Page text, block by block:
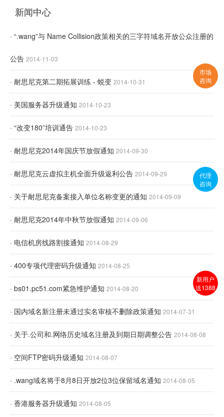
新闻中心
· “.wang”与 Name Collision政策相关的三字符域名开放公众注册的
公告 2014-11-03
· 耐思尼克第二期拓展训练 - 蜕变 2014-10-31
· 美国服务器升级通知 2014-10-23
· “改变180”培训通告 2014-10-23
· 耐思尼克2014年国庆节放假通知 2014-09-30
· 耐思尼克云虚拟主机全面升级返利公告 2014-09-29
· 关于耐思尼克备案接入单位名称变更的通知 2014-09-09
· 耐思尼克2014年中秋节放假通知 2014-09-06
· 电信机房线路割接通知 2014-08-29
· 400专项代理密码升级通知 2014-08-25
· bs01.pc51.com紧急维护通知 2014-08-20
· 国内域名新注册未通过实名审核不删除政策通知 2014-07-31
· 关于.公司和.网络历史域名注册及到期日期调整公告 2014-08-08
· 空间FTP密码升级通知 2014-08-07
· .wang域名将于8月8日开放2位3位保留域名通知 2014-08-05
· 香港服务器升级通知 2014-08-05
市场
咨询
代理
咨询
新用户
送1388